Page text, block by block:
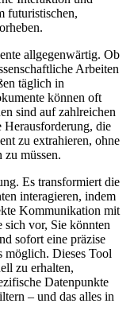
allgegenwärtig. Ob
Arbeiten
täglich in
können oft
sind auf zahlreichen
Herausforderung, die
zu extrahieren, ohne
zu müssen.
Es transformiert die
interagieren, indem
Kommunikation mit
sich vor, Sie könnten
sofort eine präzise
möglich. Dieses Tool
zu erhalten,
Datenpunkte
– und das alles in